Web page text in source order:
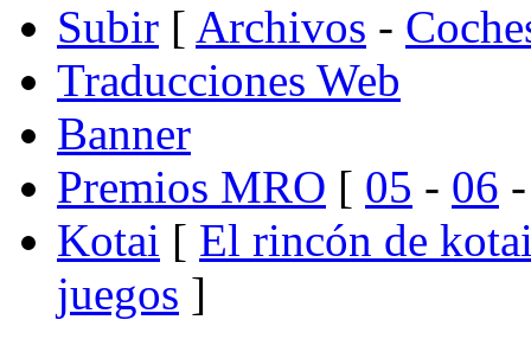
Subir [ Archivos -
Traducciones Web
Banner
Premios MRO [ 05 - 06
Kotai [ El rincón de
juegos ]